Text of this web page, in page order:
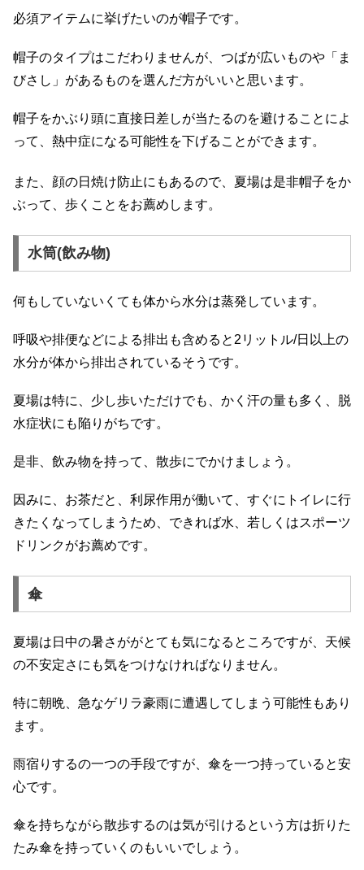
必須アイテムに挙げたいのが帽子です。
帽子のタイプはこだわりませんが、つばが広いものや「ま
びさし」があるものを選んだ方がいいと思います。
帽子をかぶり頭に直接日差しが当たるのを避けることによ
って、熱中症になる可能性を下げることができます。
また、顔の日焼け防止にもあるので、夏場は是非帽子をか
ぶって、歩くことをお薦めします。
水筒(飲み物)
何もしていないくても体から水分は蒸発しています。
呼吸や排便などによる排出も含めると2リットル/日以上の
水分が体から排出されているそうです。
夏場は特に、少し歩いただけでも、かく汗の量も多く、脱
水症状にも陥りがちです。
是非、飲み物を持って、散歩にでかけましょう。
因みに、お茶だと、利尿作用が働いて、すぐにトイレに行
きたくなってしまうため、できれば水、若しくはスポーツ
ドリンクがお薦めです。
傘
夏場は日中の暑さががとても気になるところですが、天候
の不安定さにも気をつけなければなりません。
特に朝晩、急なゲリラ豪雨に遭遇してしまう可能性もあり
ます。
雨宿りするの一つの手段ですが、傘を一つ持っていると安
心です。
傘を持ちながら散歩するのは気が引けるという方は折りた
たみ傘を持っていくのもいいでしょう。